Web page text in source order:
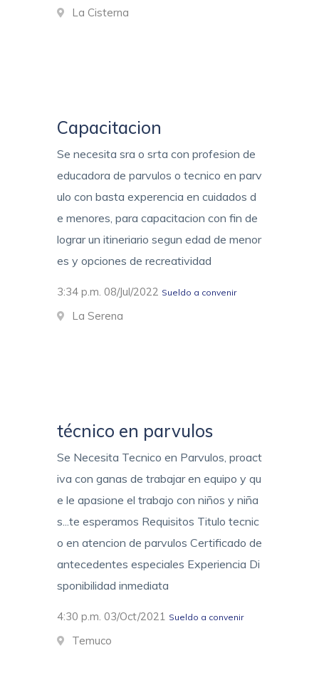
La Cisterna
Capacitacion
Se necesita sra o srta con profesion de
educadora de parvulos o tecnico en parv
ulo con basta experencia en cuidados d
e menores, para capacitacion con fin de
lograr un itineriario segun edad de menor
es y opciones de recreatividad
3:34 p.m. 08/Jul/2022 Sueldo a convenir
La Serena
técnico en parvulos
Se Necesita Tecnico en Parvulos, proact
iva con ganas de trabajar en equipo y qu
e le apasione el trabajo con niños y niña
s...te esperamos Requisitos Titulo tecnic
o en atencion de parvulos Certificado de
antecedentes especiales Experiencia Di
sponibilidad inmediata
4:30 p.m. 03/Oct/2021 Sueldo a convenir
Temuco